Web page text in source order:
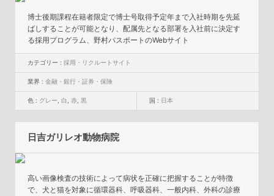
博士後期課程在籍者限定で博士号取得予定年まで入社時期を先延
ばしすることが可能となり、配属先となる部署を入社前に決定す
る採用プログラム、野村パスポートのWebサイト
カテゴリー :採用・リクルートサイト
業界 :金融・銀行・証券・保険
色 : グレー ,白 ,赤 ,黒 国 : 日本
日吉ガリレオ動物病院
高い画像検査の技術によって病状を正確に把握することが特徴
で、犬と猫を対象に循環器科、呼吸器科、一般内科、外科の診療